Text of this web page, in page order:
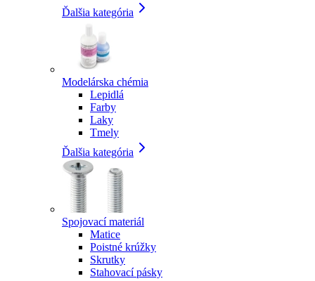
Ďalšia kategória
Modelárska chémia
Lepidlá
Farby
Laky
Tmely
Ďalšia kategória
Spojovací materiál
Matice
Poistné krúžky
Skrutky
Stahovací pásky